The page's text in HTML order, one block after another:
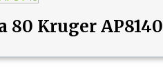
80 Kruger AP8140